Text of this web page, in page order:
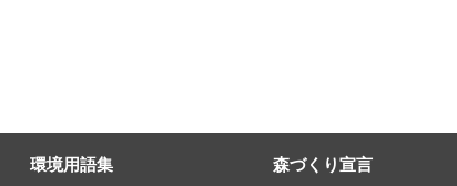
環境用語集 森づくり宣言